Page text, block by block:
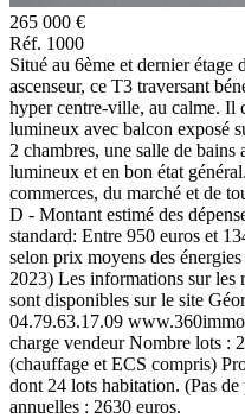
265 000 €
Réf. 1000
Situé au 6ème et dernier étage
ascenseur, ce T3 traversant
hyper centre-ville, au calme. Il
lumineux avec balcon exposé
2 chambres, une salle de
lumineux et en bon état
commerces, du marché et de
D - Montant estimé des
standard: Entre 950 euros et
selon prix moyens des
2023) Les informations sur les
sont disponibles sur le site
04.79.63.17.09
charge vendeur Nombre lots :
(chauffage et ECS compris)
dont 24 lots habitation. (Pas
annuelles : 2630 euros.